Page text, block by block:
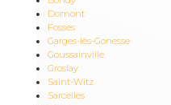
Domont
Fosses
Garges-lès-Gonesse
Goussainville
Groslay
Saint-Witz
Sarcelles